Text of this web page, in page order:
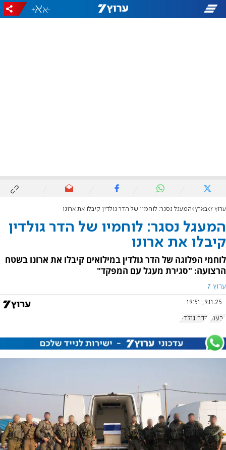
-
+
ערוץ 7 בארץ המעגל נסגר: לוחמיו של הדר גולדין קיבלו את ארונו
המעגל נסגר: לוחמיו של הדר גולדין
קיבלו את ארונו
לוחמי הפלוגה של הדר גולדין במילואים קיבלו את ארונו בשטח
הרצועה: "סגירת מעגל עם המפקד"
ערוץ 7
9.11.25, 19:51
גבעתי הדר גולדין